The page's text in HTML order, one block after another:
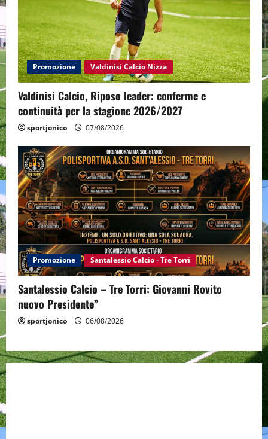
Promozione Valdinisi Calcio Nizza
Valdinisi Calcio, Riposo leader: conferme e
continuità per la stagione 2026/2027
sportjonico 07/08/2026
Promozione Santalessio Calcio - Tre Torri
Santalessio Calcio – Tre Torri: Giovanni Rovito
nuovo Presidente”
sportjonico 06/08/2026